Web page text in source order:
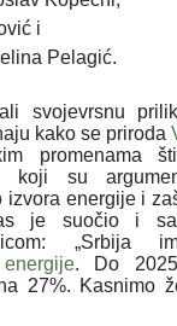
i
Pelagić.
svojevrsnu
kako se priroda
promenama
koji su
izvora energije i
je suočio i sa
„Srbija
. Do
27%. Kasnimo